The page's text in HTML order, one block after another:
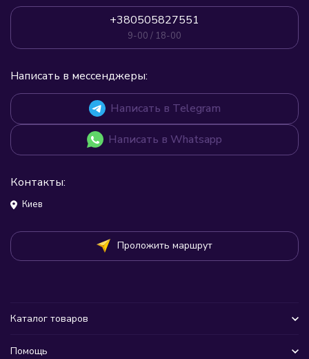
+380505827551
9-00 / 18-00
Написать в мессенджеры:
Написать в Telegram
Написать в Whatsapp
Контакты:
Киев
Проложить маршрут
Каталог товаров
Помощь